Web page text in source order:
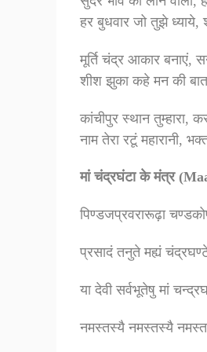
हर बुधवार जो तुझे ध्याये,
मूर्ति चंद्र आकार बनाएं,
शीश झुका कहे मन की
कांचीपुर स्थान तुम्हारा,
नाम तेरा रटूं महारानी,
मां चंद्रघंटा के मंत्र
पिण्डजप्रवरारूढ़ा
प्रसादं तनुते मह्यं
या देवी सर्वभू‍तेषु मां
नमस्तस्यै नमस्तस्यै